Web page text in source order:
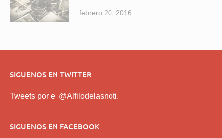
febrero 20, 2016
SIGUENOS EN TWITTER
Tweets por el @Alfilodelasnoti.
SIGUENOS EN FACEBOOK